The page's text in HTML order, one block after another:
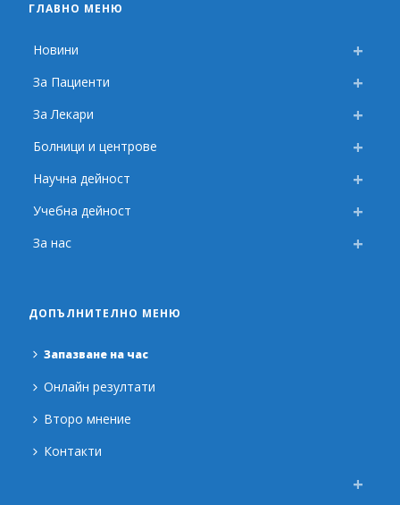
ГЛАВНО МЕНЮ
Новини
За Пациенти
За Лекари
Болници и центрове
Научна дейност
Учебна дейност
За нас
ДОПЪЛНИТЕЛНО МЕНЮ
Запазване на час
Онлайн резултати
Второ мнение
Контакти